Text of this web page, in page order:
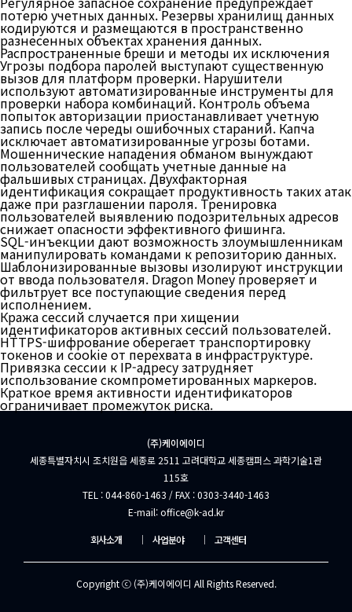
потерю учетных данных. Резервы хранилищ данных
кодируются и размещаются в пространственно
разнесенных объектах хранения данных.
Распространенные бреши и методы их исключения
Угрозы подбора паролей выступают существенную
вызов для платформ проверки. Нарушители
используют автоматизированные инструменты для
проверки набора комбинаций. Контроль объема
попыток авторизации приостанавливает учетную
запись после череды ошибочных стараний. Капча
исключает автоматизированные угрозы ботами.
Мошеннические нападения обманом вынуждают
пользователей сообщать учетные данные на
фальшивых страницах. Двухфакторная
идентификация сокращает продуктивность таких атак
даже при разглашении пароля. Тренировка
пользователей выявлению подозрительных адресов
снижает опасности эффективного фишинга.
SQL-инъекции дают возможность злоумышленникам
манипулировать командами к репозиторию данных.
Шаблонизированные вызовы изолируют инструкции
от ввода пользователя. Dragon Money проверяет и
фильтрует все поступающие сведения перед
исполнением.
Кража сессий случается при хищении
идентификаторов активных сессий пользователей.
HTTPS-шифрование оберегает транспортировку
токенов и cookie от перехвата в инфраструктуре.
Привязка сессии к IP-адресу затрудняет
использование скомпрометированных маркеров.
Краткое время активности идентификаторов
ограничивает промежуток риска.
(주)케이에이디
세종특별자치시 조치원읍 세종로 2511 고려대학교 세종캠퍼스 과학기술1관
115호
TEL : 044-860-1463 / FAX : 0303-3440-1463
E-mail: office@k-ad.kr
회사소개 │ 사업분야 │ 고객센터
Copyright ⓒ (주)케이에이디 All Rights Reserved.